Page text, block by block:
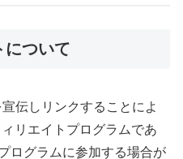
について
伝しリンクすることによ
リエイトプログラムであ
ログラムに参加する場合が